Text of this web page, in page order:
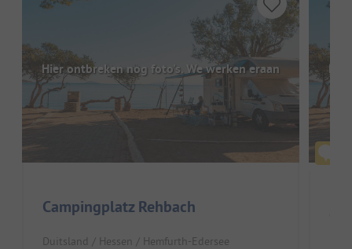
Hier ontbreken nog foto's. We werken eraan
Campingplatz Rehbach
Duitsland / Hessen / Hemfurth-Edersee